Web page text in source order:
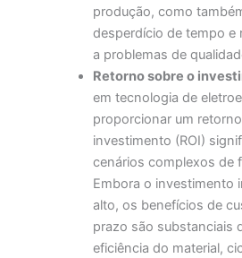
produção, como
desperdício de tempo e
a problemas de
Retorno sobre o
em tecnologia de
proporcionar um
investimento (ROI)
cenários complexos de
Embora o investimento
alto, os benefícios de
prazo são substanciais
eficiência do material,